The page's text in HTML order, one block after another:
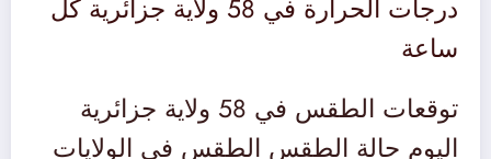
درجات الحرارة في 58 ولاية جزائرية كل
ساعة
توقعات الطقس في 58 ولاية جزائرية
اليوم حالة الطقس الطقس في الولايات